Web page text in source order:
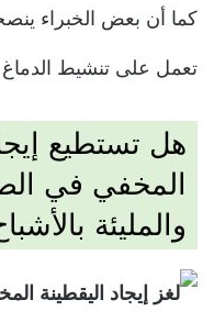
كما أن بعض الخبراء
تعمل على تنشيط الدماغ
هل تستطيع
المخفي في
والمليئة